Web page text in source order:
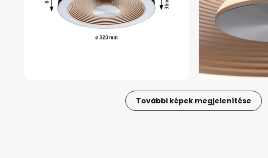
További képek megjelenítése